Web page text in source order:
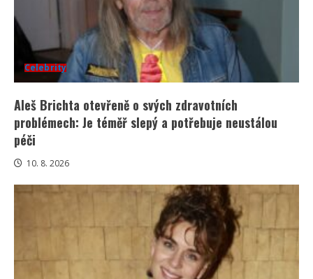
Celebrity
Aleš Brichta otevřeně o svých zdravotních
problémech: Je téměř slepý a potřebuje neustálou
péči
10. 8. 2026